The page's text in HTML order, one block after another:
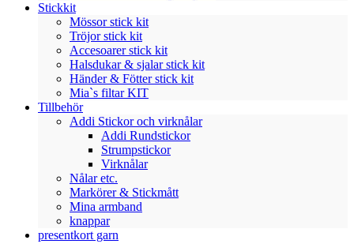
Stickkit
Mössor stick kit
Tröjor stick kit
Accesoarer stick kit
Halsdukar & sjalar stick kit
Händer & Fötter stick kit
Mia`s filtar KIT
Tillbehör
Addi Stickor och virknålar
Addi Rundstickor
Strumpstickor
Virknålar
Nålar etc.
Markörer & Stickmått
Mina armband
knappar
presentkort garn